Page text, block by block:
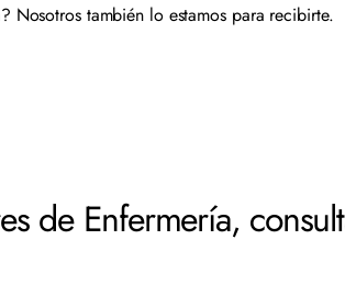
Nosotros también lo estamos para recibirte.
de Enfermería,